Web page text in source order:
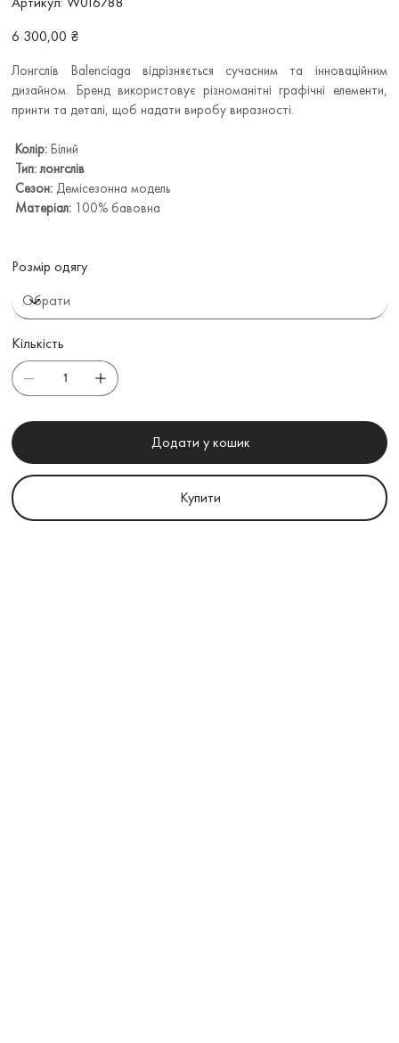
W016788
Ціна
6 300,00 ₴
Лонгслів Balenciaga відрізняється сучасним та інноваційним
дизайном. Бренд використовує різноманітні графічні елементи,
принти та деталі, щоб надати виробу виразності.
Колір: Білий
Тип: лонгслів
Сезон: Демісезонна модель
Матеріал: 100% бавовна
Розмір одягу
Кількість
Додати у кошик
Купити